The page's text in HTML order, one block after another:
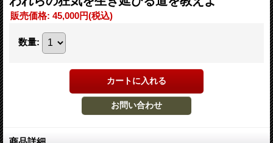
販売価格: 45,000円(税込)
数量: